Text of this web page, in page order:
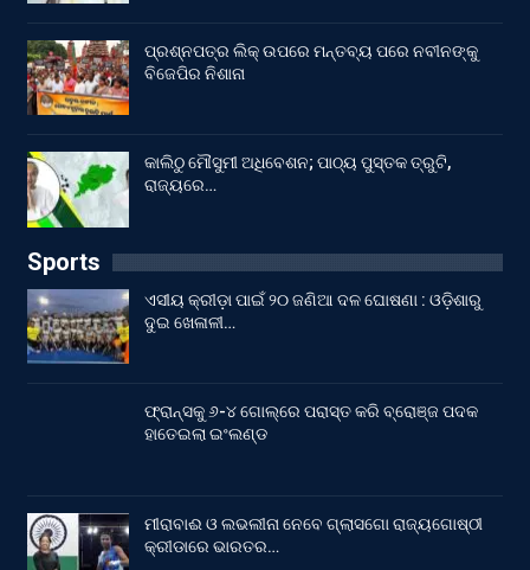
ପ୍ରଶ୍ନପତ୍ର ଲିକ୍ ଉପରେ ମନ୍ତବ୍ୟ ପରେ ନବୀନଙ୍କୁ
ବିଜେପିର ନିଶାନା
କାଲିଠୁ ମୌସୁମୀ ଅଧିବେଶନ; ପାଠ୍ୟ ପୁସ୍ତକ ତ୍ରୁଟି,
ରାଜ୍ୟରେ…
Sports
ଏସୀୟ କ୍ରୀଡ଼ା ପାଇଁ ୨୦ ଜଣିଆ ଦଳ ଘୋଷଣା : ଓଡ଼ିଶାରୁ
ଦୁଇ ଖେଳାଳୀ…
ଫ୍ରାନ୍ସକୁ ୬-୪ ଗୋଲ୍‌ରେ ପରାସ୍ତ କରି ବ୍ରୋଞ୍ଜ ପଦକ
ହାତେଇଲା ଇଂଲଣ୍ଡ
ମୀରାବାଈ ଓ ଲଭଲୀନା ନେବେ ଗ୍ଲାସଗୋ ରାଜ୍ୟଗୋଷ୍ଠୀ
କ୍ରୀଡାରେ ଭାରତର…